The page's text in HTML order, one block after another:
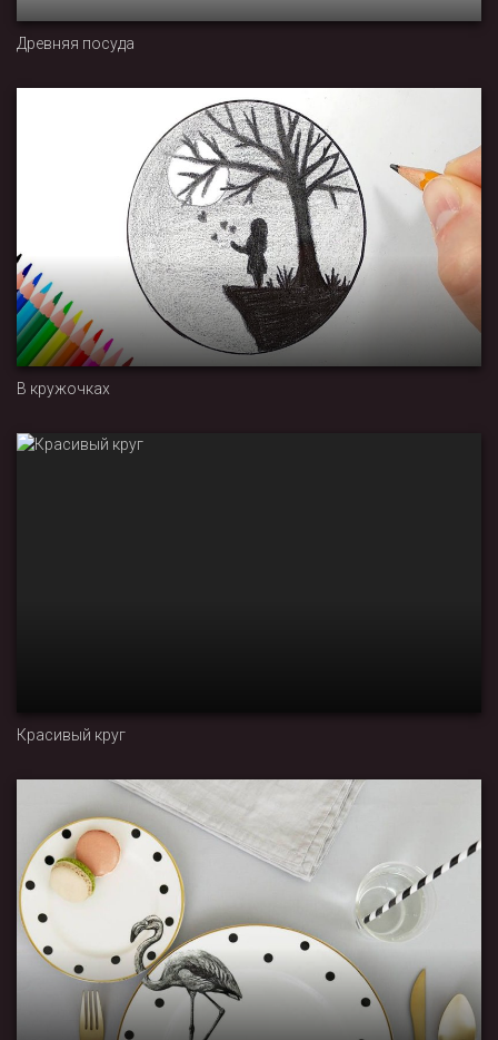
Древняя посуда
В кружочках
Красивый круг